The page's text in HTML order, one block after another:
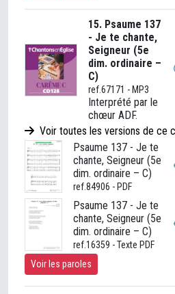
15. Psaume 137
- Je te chante,
Seigneur (5e
dim. ordinaire –
C)
ref.67171 - MP3
Interprété par le
chœur ADF.
Voir toutes les versions de ce
Psaume 137 - Je te
chante, Seigneur (5e
dim. ordinaire – C)
ref.84906 - PDF
Psaume 137 - Je te
chante, Seigneur (5e
dim. ordinaire – C)
ref.16359 - Texte PDF
Voir les paroles